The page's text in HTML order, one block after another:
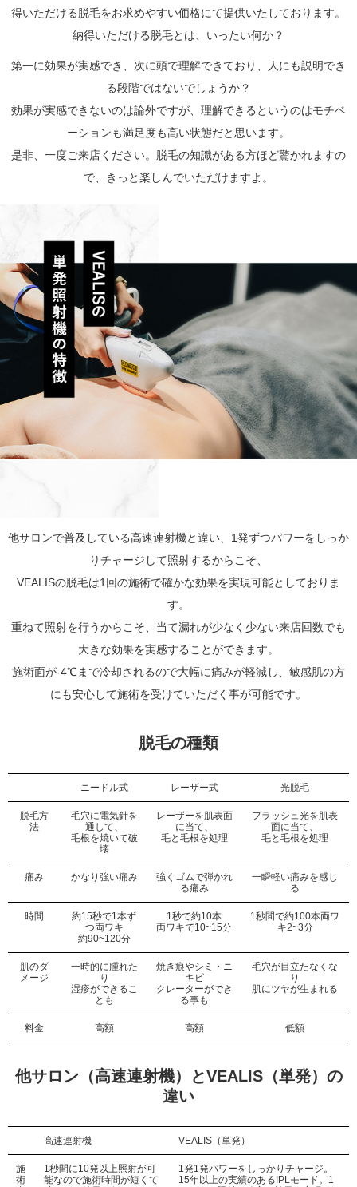
得いただける脱毛をお求めやすい価格にて提供いたしております。
納得いただける脱毛とは、いったい何か？
第一に効果が実感でき、次に頭で理解できており、人にも説明でき
る段階ではないでしょうか？
効果が実感できないのは論外ですが、理解できるというのはモチベ
ーションも満足度も高い状態だと思います。
是非、一度ご来店ください。脱毛の知識がある方ほど驚かれますの
で、きっと楽しんでいただけますよ。
他サロンで普及している高速連射機と違い、1発ずつパワーをしっか
りチャージして照射するからこそ、
VEALISの脱毛は1回の施術で確かな効果を実現可能としておりま
す。
重ねて照射を行うからこそ、当て漏れが少なく少ない来店回数でも
大きな効果を実感することができます。
施術面が-4℃まで冷却されるので大幅に痛みが軽減し、敏感肌の方
にも安心して施術を受けていただく事が可能です。
脱毛の種類
ニードル式 レーザー式 光脱毛
脱毛方
法
毛穴に電気針を
通して、
毛根を焼いて破
壊
レーザーを肌表面
に当て、
毛と毛根を処理
フラッシュ光を肌表
面に当て、
毛と毛根を処理
痛み かなり強い痛み
強くゴムで弾かれ
る痛み
一瞬軽い痛みを感じ
る
時間
約15秒で1本ず
つ両ワキ
約90~120分
1秒で約10本
両ワキで10~15分
1秒間で約100本両ワ
キ2~3分
肌のダ
メージ
一時的に腫れた
り
湿疹ができるこ
とも
焼き痕やシミ・ニ
キビ
クレーターができ
る事も
毛穴が目立たなくな
り
肌にツヤが生まれる
料金 高額 高額 低額
他サロン（高速連射機）とVEALIS（単発）の
違い
高速連射機 VEALIS（単発）
施
術
1秒間に10発以上照射が可
能なので施術時間が短くて
1発1発パワーをしっかりチャージ。
15年以上の実績のあるIPLモード。1